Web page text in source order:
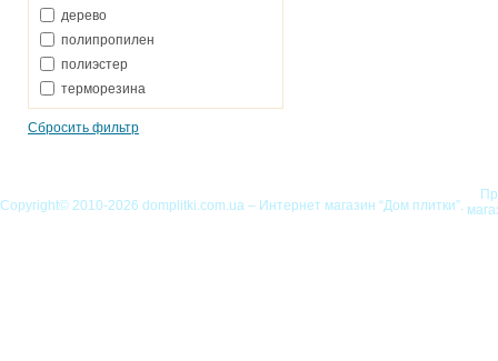
дерево
полипропилен
полиэстер
терморезина
Сбросить фильтр
Copyright© 2010-2026 domplitki.com.ua – Интернет магазин “Дом плитки”.